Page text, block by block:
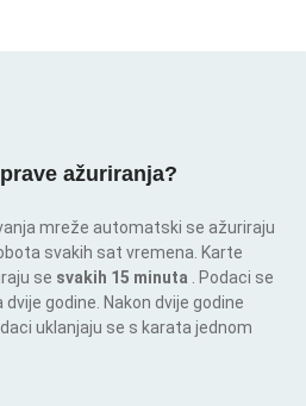
ažuriranja?
mreže automatski se ažuriraju
svakih sat vremena. Karte
se svakih 15 minuta
. Podaci se
dvije godine. Nakon dvije godine
uklanjaju se s karata jednom